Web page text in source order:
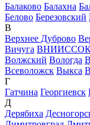
Балаково Балахна
Белово Березовский
В
Верхнее Дуброво
Вичуга
Волжский Вологда
Всеволожск Выкса
Г
Гатчина Георгиевск
Д
Дерябиха